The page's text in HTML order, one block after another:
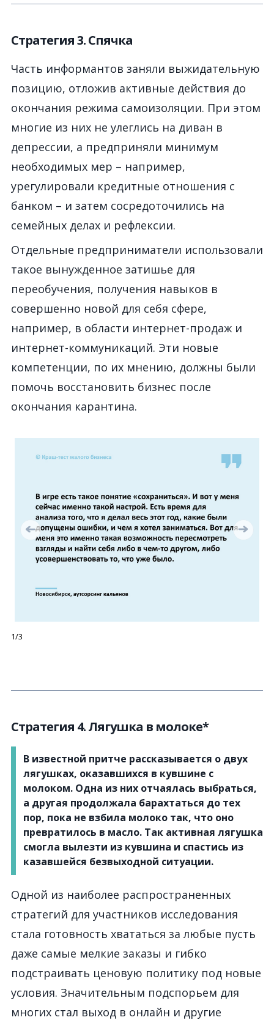
Стратегия 3. Спячка
Часть информантов заняли выжидательную
позицию, отложив активные действия до
окончания режима самоизоляции. При этом
многие из них не улеглись на диван в
депрессии, а предприняли минимум
необходимых мер – например,
урегулировали кредитные отношения с
банком – и затем сосредоточились на
семейных делах и рефлексии.
Отдельные предприниматели использовали
такое вынужденное затишье для
переобучения, получения навыков в
совершенно новой для себя сфере,
например, в области интернет-продаж и
интернет-коммуникаций. Эти новые
компетенции, по их мнению, должны были
помочь восстановить бизнес после
окончания карантина.
1/3
Стратегия 4. Лягушка в молоке*
В известной притче рассказывается о двух
лягушках, оказавшихся в кувшине с
молоком. Одна из них отчаялась выбраться,
а другая продолжала барахтаться до тех
пор, пока не взбила молоко так, что оно
превратилось в масло. Так активная лягушка
смогла вылезти из кувшина и спастись из
казавшейся безвыходной ситуации.
Одной из наиболее распространенных
стратегий для участников исследования
стала готовность хвататься за любые пусть
даже самые мелкие заказы и гибко
подстраивать ценовую политику под новые
условия. Значительным подспорьем для
многих стал выход в онлайн и другие